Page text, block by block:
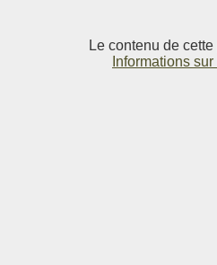
Le contenu de
Informations